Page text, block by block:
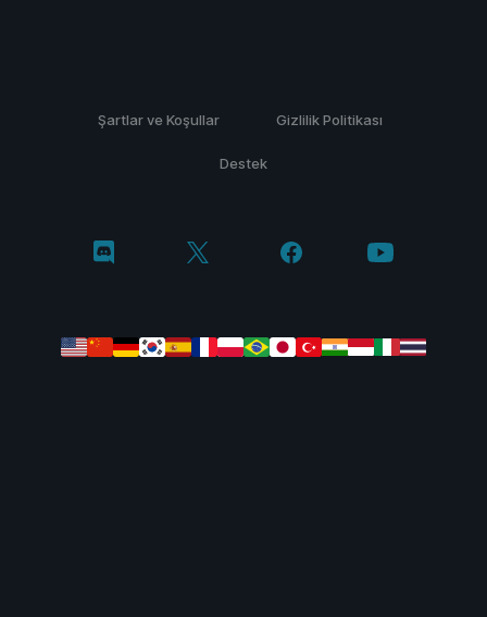
Şartlar ve Koşullar Gizlilik Politikası
Destek